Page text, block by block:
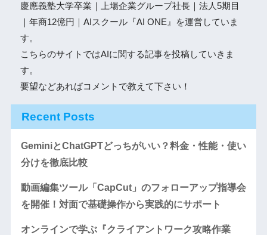
慶應義塾大学卒業｜上場企業グループ社長｜法人5期目
｜年商12億円｜AIスクール『AI ONE』を運営していま
す。
こちらのサイトではAIに関する記事を投稿していきま
す。
要望などあればコメントで教えて下さい！
Recent Posts
GeminiとChatGPTどっちがいい？料金・性能・使い
分けを徹底比較
動画編集ツール「CapCut」のフォローアップ指導会
を開催！対面で基礎操作から実践的にサポート
オンラインで学ぶ『クライアントワーク攻略作業